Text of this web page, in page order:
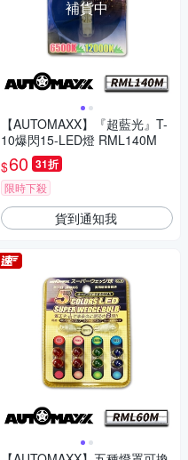
補貨中
【AUTOMAXX】『超藍光』T-
10爆閃15-LED燈 RML140M
$60 31折
限時下殺
貨到通知我